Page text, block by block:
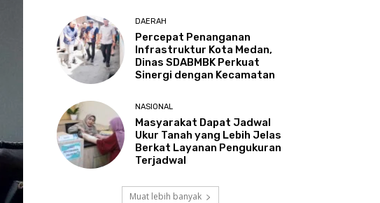
DAERAH
Percepat Penanganan
Infrastruktur Kota Medan,
Dinas SDABMBK Perkuat
Sinergi dengan Kecamatan
NASIONAL
Masyarakat Dapat Jadwal
Ukur Tanah yang Lebih Jelas
Berkat Layanan Pengukuran
Terjadwal
Muat lebih banyak